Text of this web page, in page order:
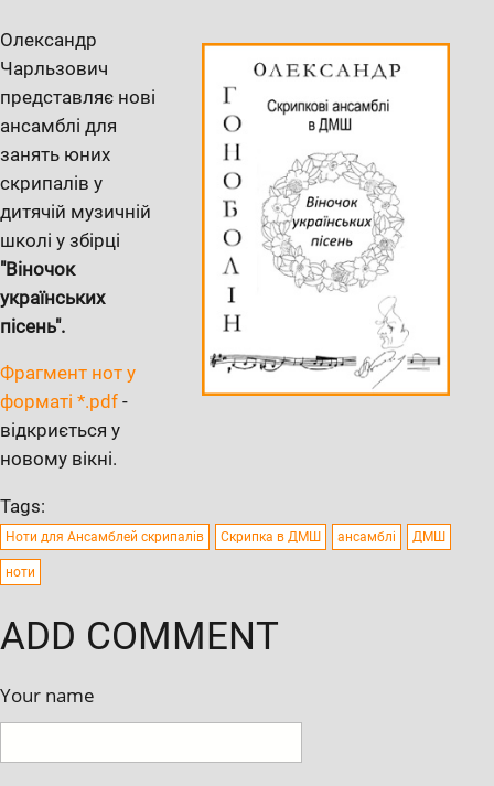
Олександр
Чарльзович
представляє нові
ансамблі для
занять юних
скрипалів у
дитячій музичній
школі у збірці
"Віночок
українських
пісень".
Фрагмент нот у
форматі *.pdf -
відкриється у
новому вікні.
Tags:
Ноти для Ансамблей скрипалів Скрипка в ДМШ ансамблі ДМШ
ноти
ADD COMMENT
Your name